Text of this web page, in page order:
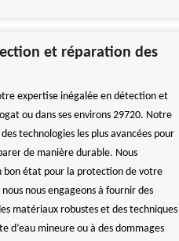
et réparation des
expertise inégalée en détection et
ou dans ses environs 29720. Notre
technologies les plus avancées pour
de manière durable. Nous
état pour la protection de votre
nous engageons à fournir des
matériaux robustes et des techniques
d’eau mineure ou à des dommages